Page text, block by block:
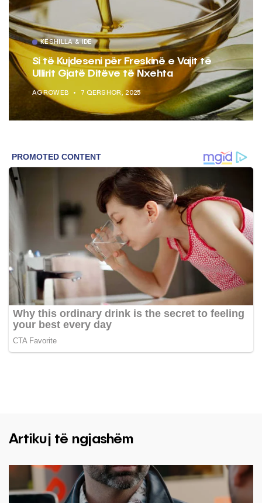
KËSHILLA & IDE
Si të Kujdeseni për Freskinë e Vajit të
Ullirit Gjatë Ditëve të Nxehta
AGROWEB 7 QERSHOR, 2025
Artikuj të ngjashëm